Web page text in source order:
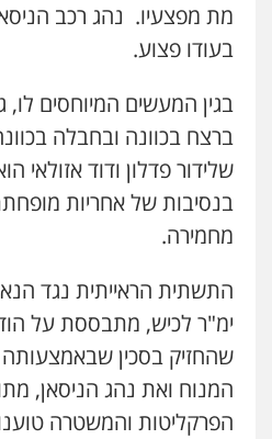
מת מפצעיו. נהג רכב
בעודו פצוע.
בגין המעשים המיוחסים לו,
ברצח בכוונה ובחבלה
שלידור פדלון ודוד אזולאי
בנסיבות של אחריות
מחמירה.
התשתית הראייתית נגד
ימ"ר לכיש, מתבססת על
שהחזיק בסכין
המנוח ואת נהג הניסאן,
הפרקליטות והמשטרה